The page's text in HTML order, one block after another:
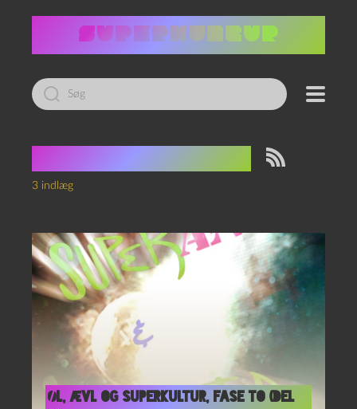
Led
efter:
3 indlæg
Øl, Ævl og Superkultur, fase to (del